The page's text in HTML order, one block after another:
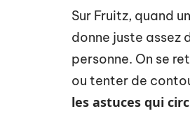
Sur Fruitz, quand
donne juste assez
personne. On se
ou tenter de
les astuces qui